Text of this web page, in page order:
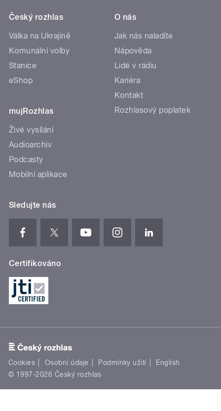
Český rozhlas
Válka na Ukrajině
Komunální volby
Stanice
eShop
mujRozhlas
Živé vysílání
Audioarchiv
Podcasty
Mobilní aplikace
O nás
Jak nás naladíte
Nápověda
Lidé v rádiu
Kariéra
Kontakt
Rozhlasový poplatek
Sledujte nás
Certifikováno
Cookies Osobní údaje Podmínky užití
English
© 1997-2026 Český rozhlas